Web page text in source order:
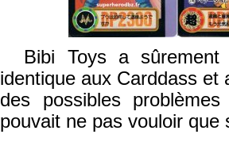
Bibi Toys a sûrement
identique aux Carddass et
des possibles
pouvait ne pas vouloir